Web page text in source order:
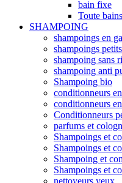
bain fixe
Toute
SHAMPOING
shampoings en
shampoings
shampoing sans
shampoing anti
Shampoing bio
conditionneurs
conditionneurs
Conditionneurs
parfums et
Shampoings et
Shampoings et
Shampoing et
Shampoings et
nettoyeurs yeux